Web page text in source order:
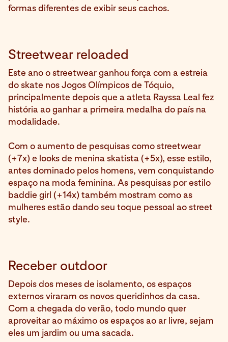
formas diferentes de exibir seus cachos.
Streetwear reloaded
Este ano o streetwear ganhou força com a estreia
do skate nos Jogos Olímpicos de Tóquio,
principalmente depois que a atleta Rayssa Leal fez
história ao ganhar a primeira medalha do país na
modalidade.
Com o aumento de pesquisas como streetwear
(+7x) e looks de menina skatista (+5x), esse estilo,
antes dominado pelos homens, vem conquistando
espaço na moda feminina. As pesquisas por estilo
baddie girl (+14x) também mostram como as
mulheres estão dando seu toque pessoal ao street
style.
Receber outdoor
Depois dos meses de isolamento, os espaços
externos viraram os novos queridinhos da casa.
Com a chegada do verão, todo mundo quer
aproveitar ao máximo os espaços ao ar livre, sejam
eles um jardim ou uma sacada.